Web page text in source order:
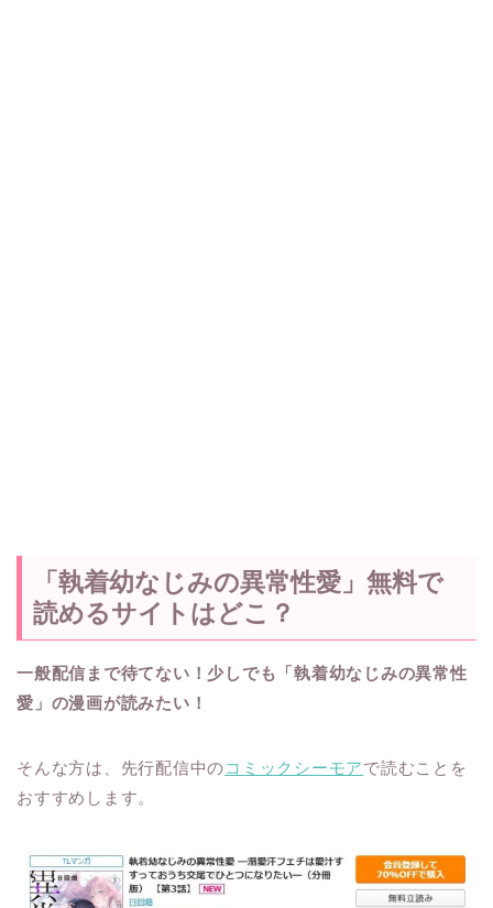
「執着幼なじみの異常性愛」無料で
読めるサイトはどこ？
一般配信まで待てない！少しでも「執着幼なじみの異常性
愛」の漫画が読みたい！
そんな方は、先行配信中のコミックシーモアで読むことを
おすすめします。